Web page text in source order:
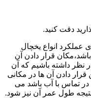
دقت کنید.
عملکرد انواع یخچال
قرار دادن آن
نظر داشته باشیم که آن
دادن آن ها در مکانی
تماس با آب باشد می
طول عمر آن نیز شود.